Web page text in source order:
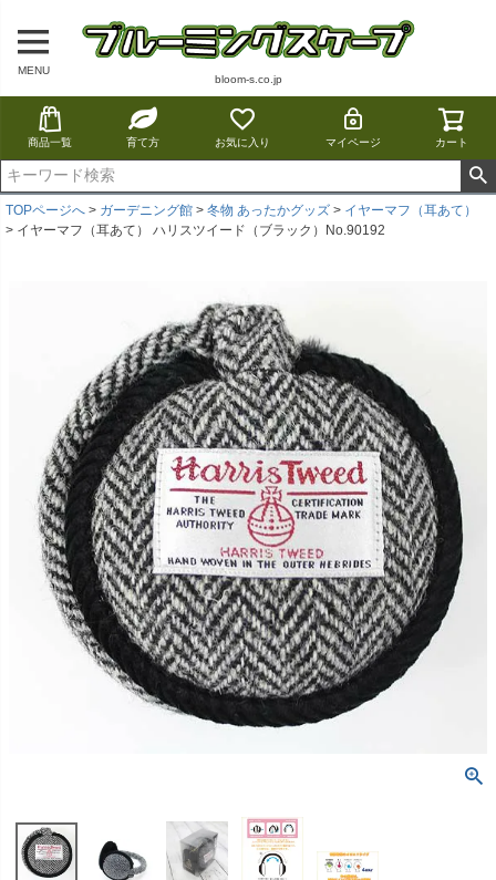
MENU
bloom-s.co.jp
商品一覧 育て方 お気に入り マイページ カート
TOPページへ ガーデニング館 冬物 あったかグッズ
イヤーマフ（耳あて）
イヤーマフ（耳あて） ハリスツイード（ブラック）No.90192